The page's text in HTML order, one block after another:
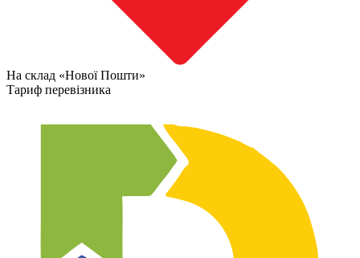
На склад «Нової Пошти»
Тариф перевізника